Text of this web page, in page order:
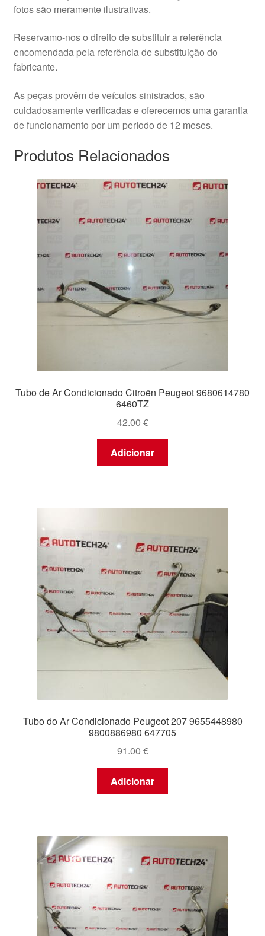
fotos são meramente ilustrativas.
Reservamo-nos o direito de substituir a referência
encomendada pela referência de substituição do
fabricante.
As peças provêm de veículos sinistrados, são
cuidadosamente verificadas e oferecemos uma garantia
de funcionamento por um período de 12 meses.
Produtos Relacionados
Tubo de Ar Condicionado Citroën Peugeot 9680614780
6460TZ
42.00 €
Adicionar
Tubo do Ar Condicionado Peugeot 207 9655448980
9800886980 647705
91.00 €
Adicionar